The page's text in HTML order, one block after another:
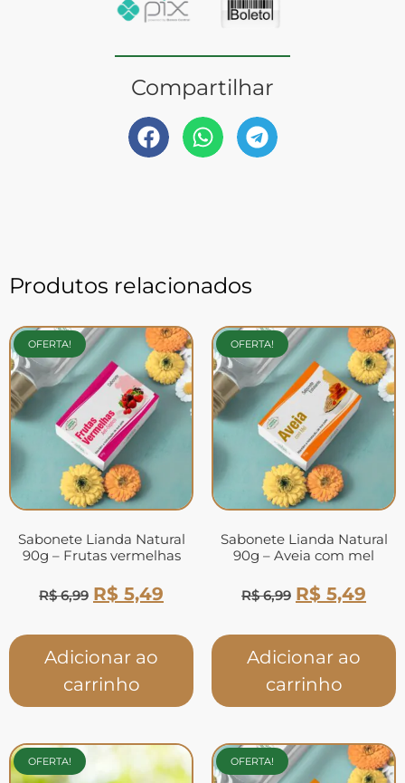
Compartilhar
Produtos relacionados
OFERTA!
Sabonete Lianda Natural
90g – Frutas vermelhas
R$6,99 R$ 5,49
Adicionar ao
carrinho
OFERTA!
Sabonete Lianda Natural
90g – Aveia com mel
R$6,99 R$ 5,49
Adicionar ao
carrinho
OFERTA! OFERTA!